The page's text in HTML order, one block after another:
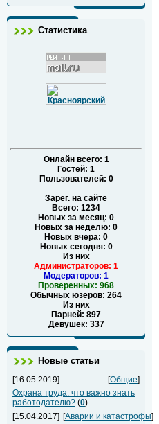
Статистика
Онлайн всего: 1
Гостей: 1
Пользователей: 0
Зарег. на сайте
Всего: 1234
Новых за месяц: 0
Новых за неделю: 0
Новых вчера: 0
Новых сегодня: 0
Из них
Администраторов: 1
Модераторов: 1
Проверенных: 968
Обычных юзеров: 264
Из них
Парней: 897
Девушек: 337
Новые статьи
[16.05.2019] [Общие]
Охрана труда: что важно знать
работодателю? (0)
[15.04.2017] [Аварии и катастрофы]